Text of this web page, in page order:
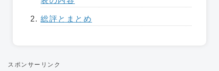
総評とまとめ
スポンサーリンク